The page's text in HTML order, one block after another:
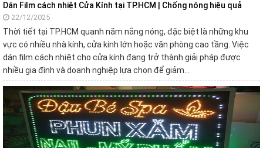
Dán Film cách nhiệt Cửa Kính tại TP.HCM | Chống nóng hiệu quả
22/12/2025
Thời tiết tại TP.HCM quanh năm nắng nóng, đặc biệt là những khu
vực có nhiều nhà kính, cửa kính lớn hoặc văn phòng cao tầng. Việc
dán film cách nhiệt cho cửa kính đang trở thành giải pháp được
nhiều gia đình và doanh nghiệp lựa chọn để giảm…